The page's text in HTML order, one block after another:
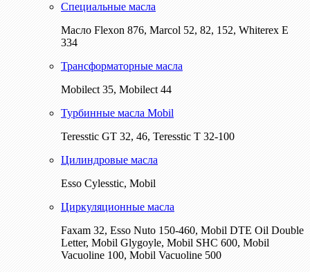
Специальные масла
Масло Flexon 876, Marcol 52, 82, 152, Whiterex E
334
Трансформаторные масла
Mobilect 35, Mobilect 44
Турбинные масла Mobil
Teresstic GT 32, 46, Teresstic T 32-100
Цилиндровые масла
Esso Cylesstic, Mobil
Циркуляционные масла
Faxam 32, Esso Nuto 150-460, Mobil DTE Oil Double
Letter, Mobil Glygoyle, Mobil SHC 600, Mobil
Vacuoline 100, Mobil Vacuoline 500